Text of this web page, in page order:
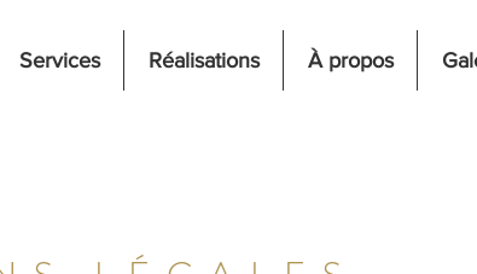
Services Réalisations À propos